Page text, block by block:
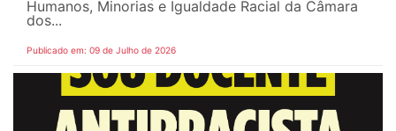
Humanos, Minorias e Igualdade Racial da Câmara
dos...
Publicado em: 09 de Julho de 2026